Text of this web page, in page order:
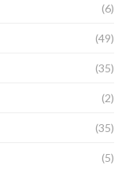
(6)
(49)
(35)
(2)
(35)
(5)